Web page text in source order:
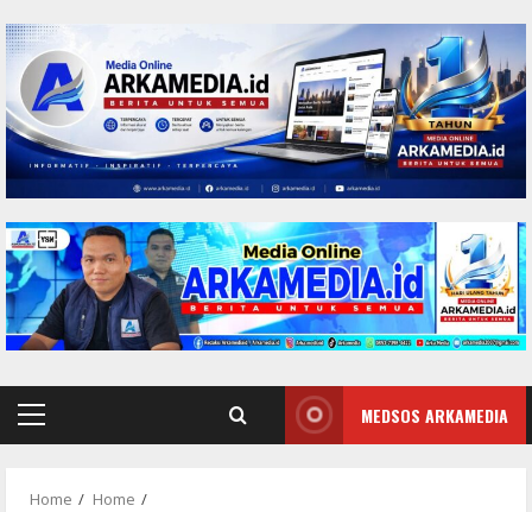
to
content
Primary
MEDSOS ARKAMEDIA
Home
Home